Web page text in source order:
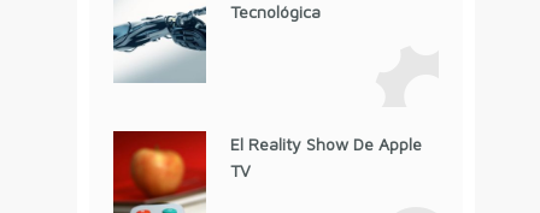
Tecnológica
El Reality Show De Apple
TV